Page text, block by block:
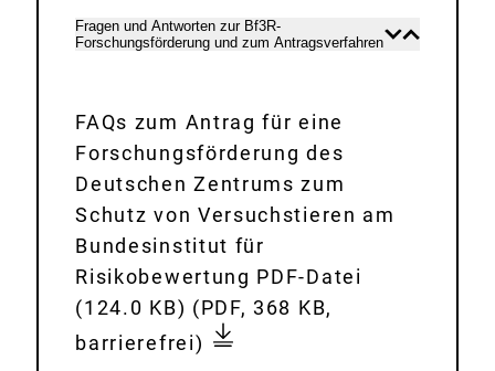
Fragen und Antworten zur Bf3R-
Forschungsförderung und zum AntragsverfahrenInhalt
öffnen
Inhalt
D
o
w
n
l
o
a
d
FAQs zum Antrag für eine
Forschungsförderung des
Deutschen Zentrums zum
Schutz von Versuchstieren am
Bundesinstitut für
Risikobewertung PDF-Datei
(124.0 KB) f
a
(PDF, 368 KB,
barrierefrei)